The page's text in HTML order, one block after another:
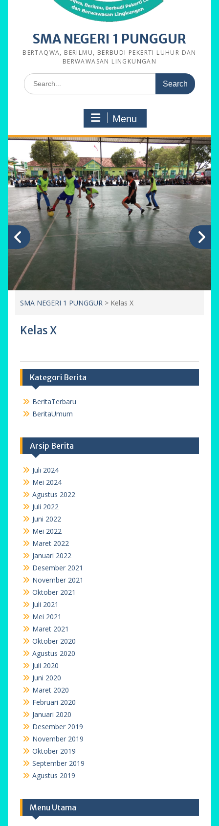
SMA NEGERI 1 PUNGGUR
BERTAQWA, BERILMU, BERBUDI PEKERTI LUHUR DAN
BERWAWASAN LINGKUNGAN
Search
for:
Menu
SMA NEGERI 1 PUNGGUR > Kelas X
Kelas X
Kategori Berita
BeritaTerbaru
BeritaUmum
Arsip Berita
Juli 2024
Mei 2024
Agustus 2022
Juli 2022
Juni 2022
Mei 2022
Maret 2022
Januari 2022
Desember 2021
November 2021
Oktober 2021
Juli 2021
Mei 2021
Maret 2021
Oktober 2020
Agustus 2020
Juli 2020
Juni 2020
Maret 2020
Februari 2020
Januari 2020
Desember 2019
November 2019
Oktober 2019
September 2019
Agustus 2019
Menu Utama